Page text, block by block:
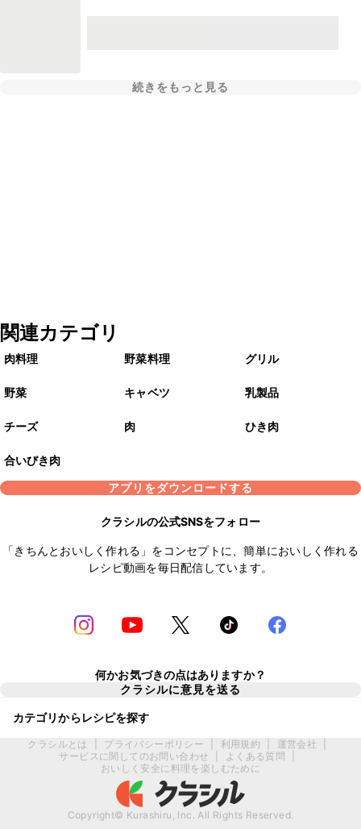
続きをもっと見る
関連カテゴリ
肉料理 野菜料理 グリル
野菜 キャベツ 乳製品
チーズ 肉 ひき肉
合いびき肉
アプリをダウンロードする
クラシルの公式SNSをフォロー
「きちんとおいしく作れる」をコンセプトに、簡単においしく作れる
レシピ動画を毎日配信しています。
何かお気づきの点はありますか？
クラシルに意見を送る
カテゴリからレシピを探す
クラシルとは プライバシーポリシー 利用規約 運営会社
サービスに関してのお問い合わせ
よくある質問
おいしく安全に料理を楽しむために
Copyright© Kurashiru, Inc. All Rights Reserved.